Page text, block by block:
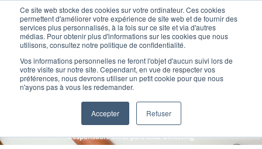
Ce site web stocke des cookies sur votre ordinateur. Ces cookies
permettent d'améliorer votre expérience de site web et de fournir des
services plus personnalisés, à la fois sur ce site et via d'autres
médias. Pour obtenir plus d'informations sur les cookies que nous
utilisons, consultez notre politique de confidentialité.
Vos informations personnelles ne feront l'objet d'aucun suivi lors de
votre visite sur notre site. Cependant, en vue de respecter vos
préférences, nous devrons utiliser un petit cookie pour que nous
n'ayons pas à vous les redemander.
Accepter Refuser
Passer
contenu
Nos offres
Formation
Nos clients
Témoignage de Stéphane
Cartier, Responsable RH et
paie chez Skretting
Témoignages»Témoignage de Stéphane Cartier,
Responsable RH et paie chez Skretting